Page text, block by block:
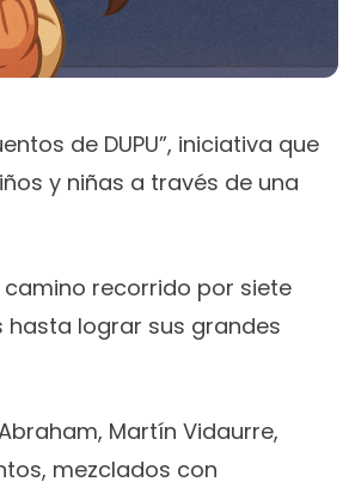
de DUPU”, iniciativa que
y niñas a través de una
recorrido por siete
hasta lograr sus grandes
Martín Vidaurre,
mezclados con